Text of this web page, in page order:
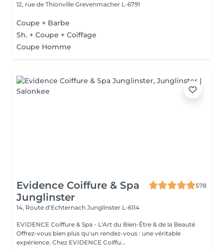
12, rue de Thionville Grevenmacher L-6791
Coupe + Barbe
Sh. + Coupe + Coiffage
Coupe Homme
Evidence Coiffure & Spa
Junglinster
578
14, Route d‘Echternach Junglinster L-6114
EVIDENCE Coiffure & Spa - L'Art du Bien-Être & de la Beauté
Offrez-vous bien plus qu'un rendez-vous : une véritable
expérience. Chez EVIDENCE Coiffu...